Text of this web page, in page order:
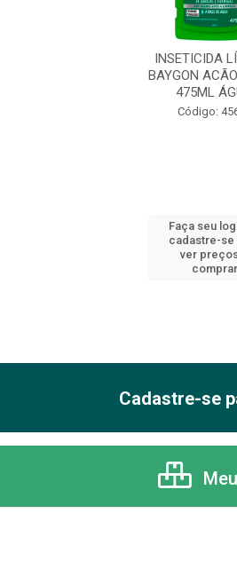
INSETICIDA
BAYGON
475ML
Código:
Faça seu
cadastre-se
ver
comprar
Cadastre-se